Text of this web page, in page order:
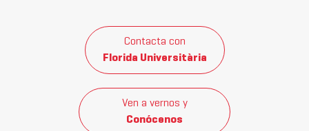
Contacta con
Florida Universitària
Ven a vernos y
Conócenos